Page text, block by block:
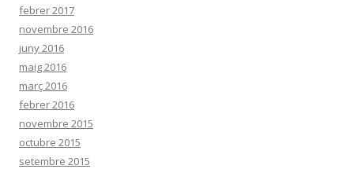
febrer 2017
novembre 2016
juny 2016
maig 2016
març 2016
febrer 2016
novembre 2015
octubre 2015
setembre 2015